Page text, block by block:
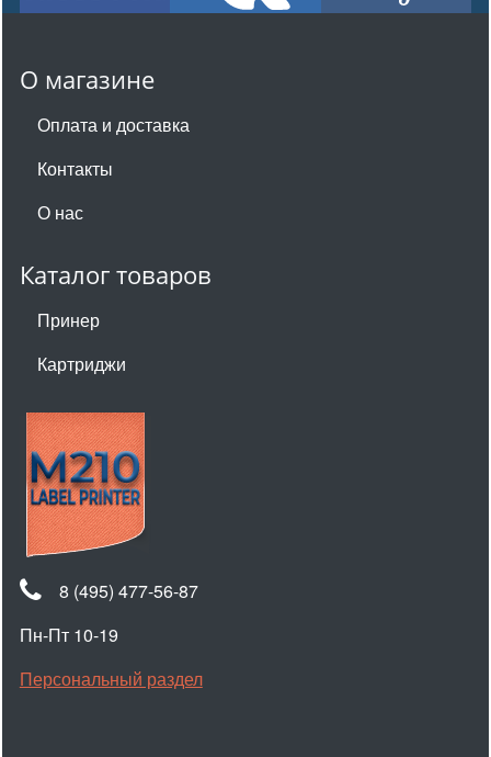
О магазине
Оплата и доставка
Контакты
О нас
Каталог товаров
Принер
Картриджи
8 (495) 477-56-87
Пн-Пт 10-19
Персональный раздел